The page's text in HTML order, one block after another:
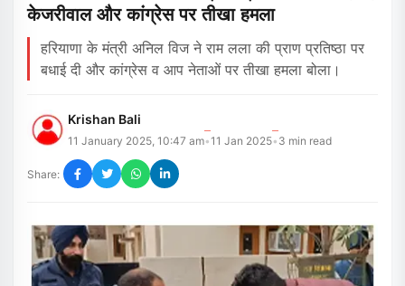
केजरीवाल और कांग्रेस पर तीखा हमला
हरियाणा के मंत्री अनिल विज ने राम लला की प्राण प्रतिष्ठा पर
बधाई दी और कांग्रेस व आप नेताओं पर तीखा हमला बोला।
Krishan Bali
11 January 2025, 10:47 am•11 Jan 2025• 3 min read
Share: